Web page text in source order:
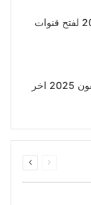
تحميل ياسين tv للايفون 2026 لفتح قنوات
تحميل برنامج تيندر بلس للايفون 2025 اخر